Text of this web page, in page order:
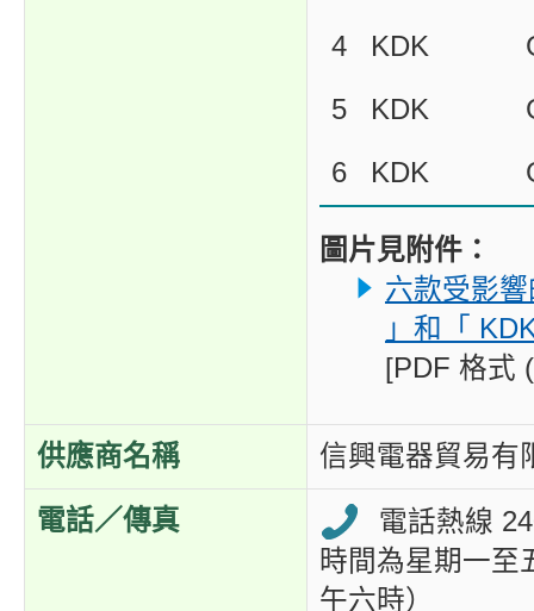
4 KDK
5 KDK
6 KDK
圖片見附件：
六款受影
」和「
[PDF 格式
供應商名稱 信興電器貿易有
電話／傳真
電話熱線
時間為星期一至
午六時）